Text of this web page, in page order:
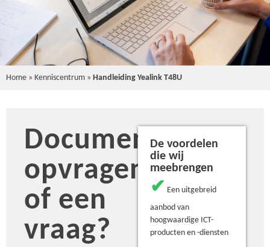
Home » Kenniscentrum » Handleiding Yealink T48U
Document
opvragen
of een
vraag?
De voordelen
die wij
meebrengen
✔ Een uitgebreid
aanbod van
hoogwaardige ICT-
producten en -diensten